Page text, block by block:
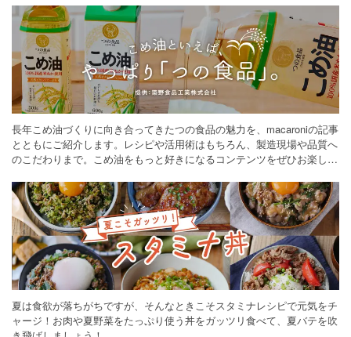
長年こめ油づくりに向き合ってきたつの食品の魅力を、macaroniの記事
とともにご紹介します。レシピや活用術はもちろん、製造現場や品質へ
のこだわりまで。こめ油をもっと好きになるコンテンツをぜひお楽しみ
夏は食欲が落ちがちですが、そんなときこそスタミナレシピで元気をチ
ャージ！お肉や夏野菜をたっぷり使う丼をガッツリ食べて、夏バテを吹